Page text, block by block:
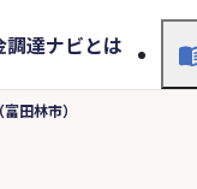
調達ナビとは
田林市）